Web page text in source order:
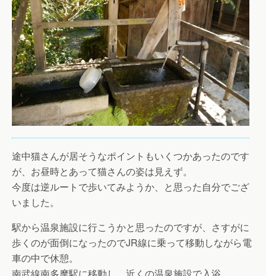
途中猫さんが居そうなポイントもいくつかあったのです
が、お昼時とあって猫さんの姿は見えず。
今度は逆ルートで歩いてみようか、と思った自分でござ
いました。
駅から温泉施設に行こうかと思ったのですが、さすがに
歩くのが面倒になったのでJR線に乗って移動しながら電
車の中で休憩。